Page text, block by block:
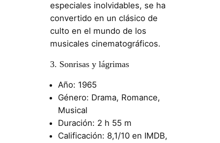
especiales inolvidables, se ha
convertido en un clásico de
culto en el mundo de los
musicales cinematográficos.
3. Sonrisas y lágrimas
Año: 1965
Género: Drama, Romance,
Musical
Duración: 2 h 55 m
Calificación: 8,1/10 en IMDB,